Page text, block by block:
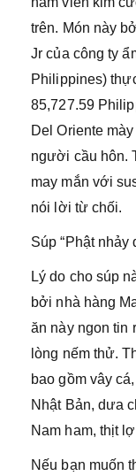
trên. Món này
Jr của công ty
Philippines)
85,727.59
Del Oriente
người cầu hôn.
may mắn với
nói lời từ chối.
Súp “Phật nhảy
Lý do cho súp
bởi nhà hàng
ăn này ngon tin
lòng nếm thử.
bao gồm vây
Nhật Bản, dưa
Nam ham, thịt
Nếu bạn muốn